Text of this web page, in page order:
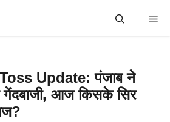
Update: पंजाब ने
गेंदबाजी, आज किसके सिर